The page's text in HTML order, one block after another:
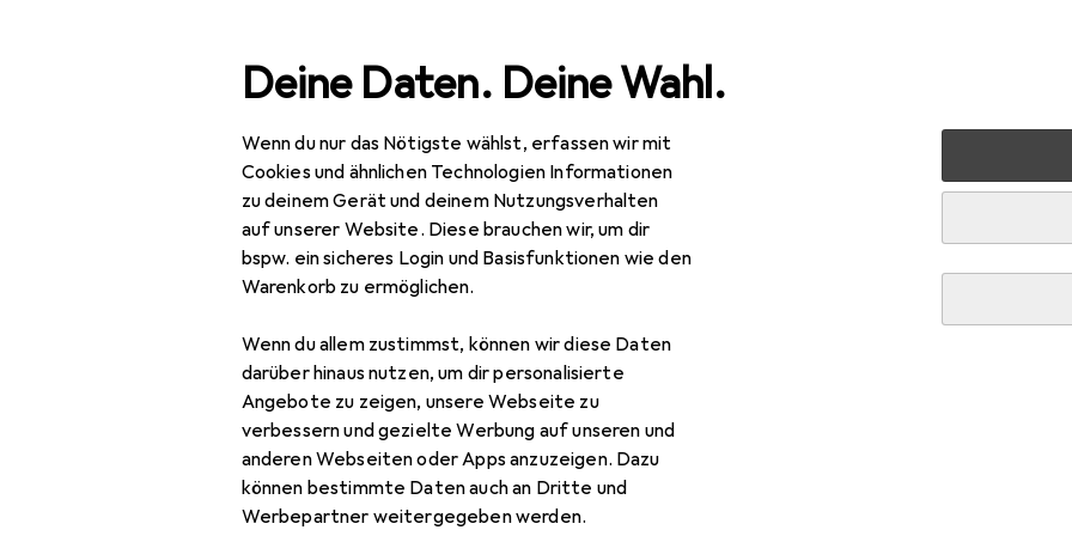
Deine Daten. Deine Wahl.
Wenn du nur das Nötigste wählst, erfassen wir mit
Cookies und ähnlichen Technologien Informationen
zu deinem Gerät und deinem Nutzungsverhalten
auf unserer Website. Diese brauchen wir, um dir
bspw. ein sicheres Login und Basisfunktionen wie den
Warenkorb zu ermöglichen.
Wenn du allem zustimmst, können wir diese Daten
darüber hinaus nutzen, um dir personalisierte
Angebote zu zeigen, unsere Webseite zu
verbessern und gezielte Werbung auf unseren und
anderen Webseiten oder Apps anzuzeigen. Dazu
können bestimmte Daten auch an Dritte und
Werbepartner weitergegeben werden.
Navigation nach Kategorien
Gesamtsortiment Baumarkt + Garten Werkzeug + Werkstatt